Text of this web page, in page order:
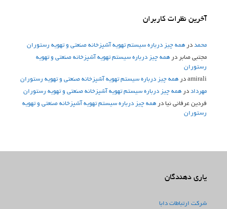
آخرین نظرات کاربران
محمد در همه چیز درباره سیستم تهویه آشپزخانه صنعتی و تهویه رستوران
مجتبی صابر در همه چیز درباره سیستم تهویه آشپزخانه صنعتی و تهویه
رستوران
amirali در همه چیز درباره سیستم تهویه آشپزخانه صنعتی و تهویه رستوران
مهرداد در همه چیز درباره سیستم تهویه آشپزخانه صنعتی و تهویه رستوران
فردین عرفانی نیا در همه چیز درباره سیستم تهویه آشپزخانه صنعتی و تهویه
رستوران
یاری دهندگان
شرکت ارتباطات دابا